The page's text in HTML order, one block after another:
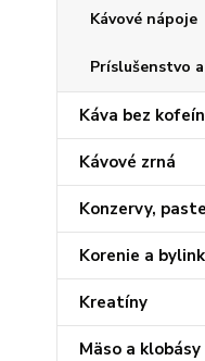
Kávové nápoje
Príslušenstvo
Káva bez
Kávové zrná
Konzervy,
Korenie a
Kreatíny
Mäso a klobásy